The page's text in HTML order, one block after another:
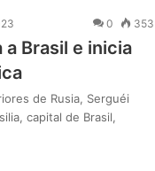
0 353
Brasil e inicia
de Rusia, Serguéi
capital de Brasil,